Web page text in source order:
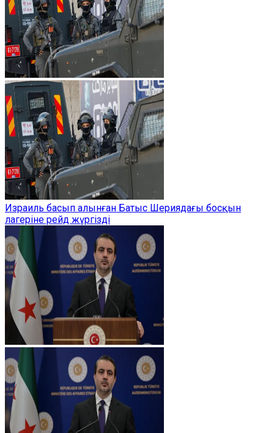
Израиль басып алынған Батыс Шериядағы босқын
лагеріне рейд жүргізді